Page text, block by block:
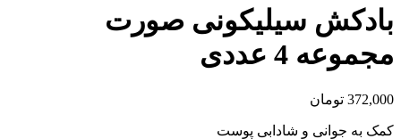
بادکش سیلیکونی صورت
مجموعه 4 عددی
372,000 تومان
کمک به جوانی و شادابی پوست